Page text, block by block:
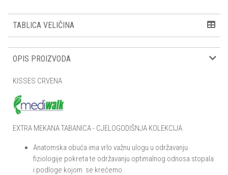
TABLICA VELIČINA
OPIS PROIZVODA
KISSES CRVENA
EXTRA MEKANA TABANICA - CJELOGODIŠNJA KOLEKCIJA
Anatomska obuća ima vrlo važnu ulogu u održavanju
fiziologije pokreta te održavanju optimalnog odnosa stopala
i podloge kojom se krećemo.